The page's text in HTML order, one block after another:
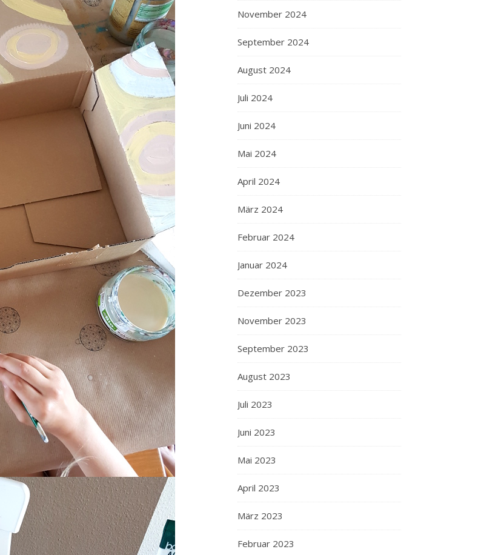
November 2024
September 2024
August 2024
Juli 2024
Juni 2024
Mai 2024
April 2024
März 2024
Februar 2024
Januar 2024
Dezember 2023
November 2023
September 2023
August 2023
Juli 2023
Juni 2023
Mai 2023
April 2023
März 2023
Februar 2023